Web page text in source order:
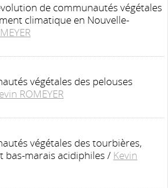
de communautés végétales
climatique en Nouvelle-
végétales des pelouses
ROMEYER
végétales des tourbières,
bas-marais acidiphiles / Kevin